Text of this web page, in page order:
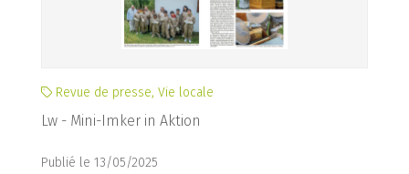
Revue de presse, Vie locale
Lw - Mini-Imker in Aktion
Publié le 13/05/2025